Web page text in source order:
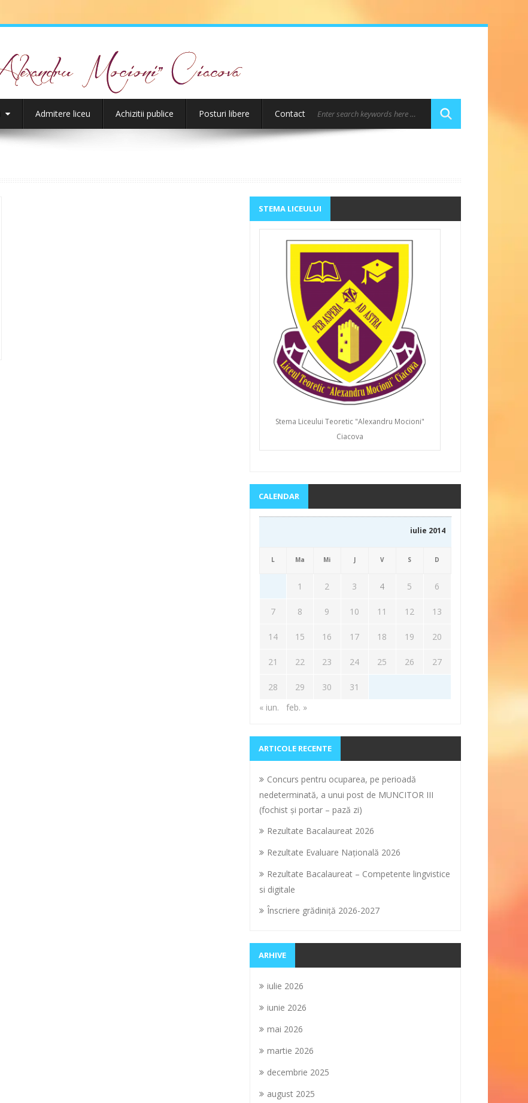
Admitere liceu Achizitii publice Posturi libere Contact
STEMA LICEULUI
Stema Liceului Teoretic "Alexandru Mocioni"
Ciacova
CALENDAR
iulie 2014
L Ma Mi J V S D
1 2 3 4 5 6
7 8 9 10 11 12 13
14 15 16 17 18 19 20
21 22 23 24 25 26 27
28 29 30
31
« iun.
feb. »
ARTICOLE RECENTE
Concurs pentru ocuparea, pe perioadă
nedeterminată, a unui post de MUNCITOR III
(fochist și portar – pază zi)
Rezultate Bacalaureat 2026
Rezultate Evaluare Naţională 2026
Rezultate Bacalaureat – Competente lingvistice
si digitale
Înscriere grădiniţă 2026-2027
ARHIVE
iulie 2026
iunie 2026
mai 2026
martie 2026
decembrie 2025
august 2025